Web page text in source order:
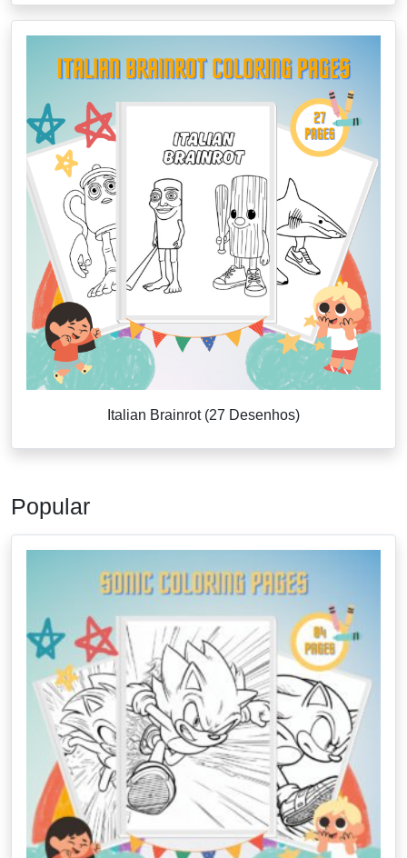
Italian Brainrot (27 Desenhos)
Popular